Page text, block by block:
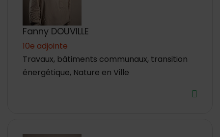
Fanny DOUVILLE
10e adjointe
Travaux, bâtiments communaux, transition
énergétique, Nature en Ville